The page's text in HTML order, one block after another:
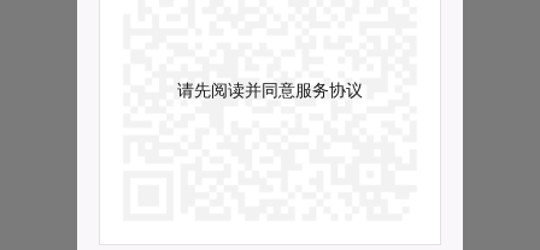
请先阅读并同意服务协议